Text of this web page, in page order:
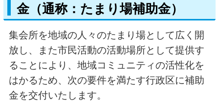
金（通称：たまり場補助金）
集会所を地域の人々のたまり場として広く開
放し、また市民活動の活動場所として提供す
ることにより、地域コミュニティの活性化を
はかるため、次の要件を満たす行政区に補助
金を交付いたします。